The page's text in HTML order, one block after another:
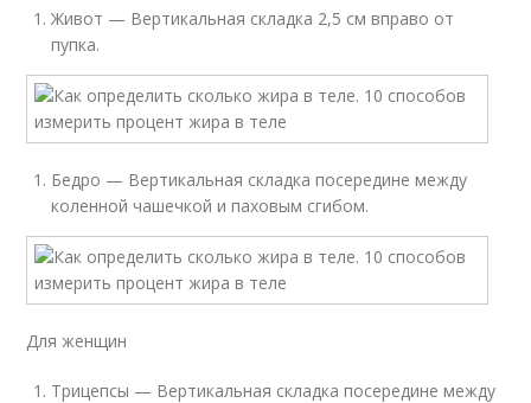
Живот — Вертикальная складка 2,5 см вправо от
пупка.
Бедро — Вертикальная складка посередине между
коленной чашечкой и паховым сгибом.
Для женщин
Трицепсы — Вертикальная складка посередине между